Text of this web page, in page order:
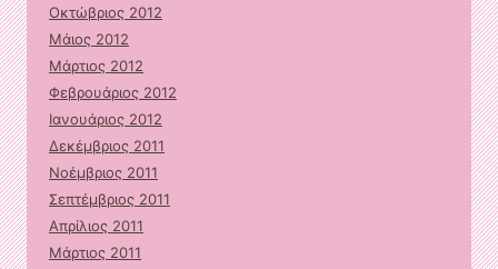
Οκτώβριος 2012
Μάιος 2012
Μάρτιος 2012
Φεβρουάριος 2012
Ιανουάριος 2012
Δεκέμβριος 2011
Νοέμβριος 2011
Σεπτέμβριος 2011
Απρίλιος 2011
Μάρτιος 2011